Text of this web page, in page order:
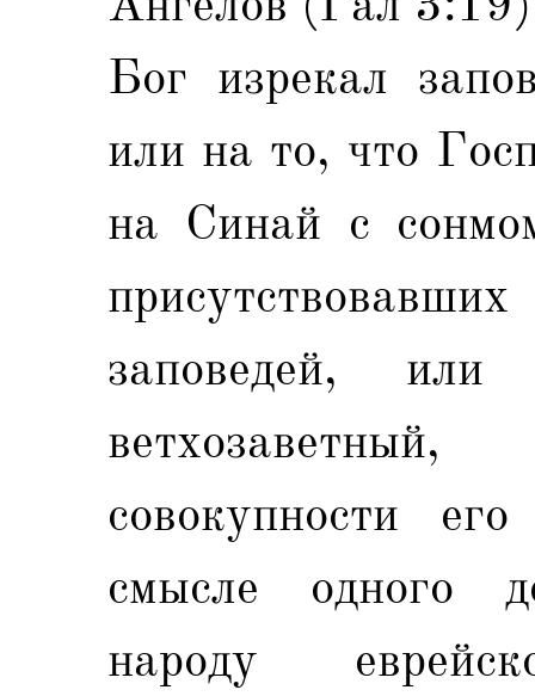
Бог изрекал
или на то, что
на Синай с
заповедей,
совокупности
смысле одного
народу